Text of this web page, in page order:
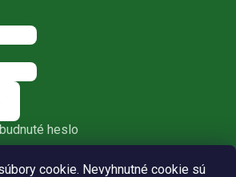
cookie. Nevyhnutné cookie sú
heslo